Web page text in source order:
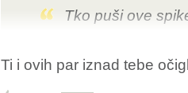
Tko puši ove
Idiokraciju...
Ti i ovih par iznad tebe